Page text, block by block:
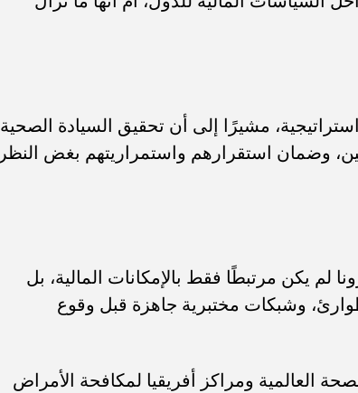
مشيرًا إلى أن تحقيق السيادة الصحية
وضمان استقرارهم واستمراريتهم بغض النظر
يكن مرتبطًا فقط بالإمكانات المالية، بل
وشبكات مختبرية جاهزة قبل وقوع
العالمية ومراكز أفريقيا لمكافحة الأمراض